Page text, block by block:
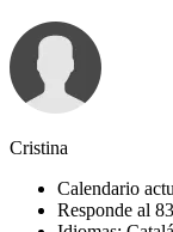
Cristina
Calendario
Responde al